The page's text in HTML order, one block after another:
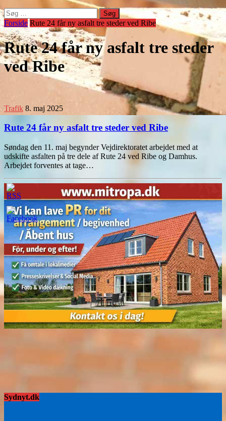
Søg
efter:
Forside Rute 24 får ny asfalt tre steder ved Ribe
Rute 24 får ny asfalt tre steder
ved Ribe
Trafik 8. maj 2025
Rute 24 får ny asfalt tre steder ved Ribe
Søndag den 11. maj begynder Vejdirektoratet arbejdet med at
udskifte asfalten på tre dele af Rute 24 ved Ribe og Damhus.
Arbejdet forventes at tage…
Sydnyt.dk